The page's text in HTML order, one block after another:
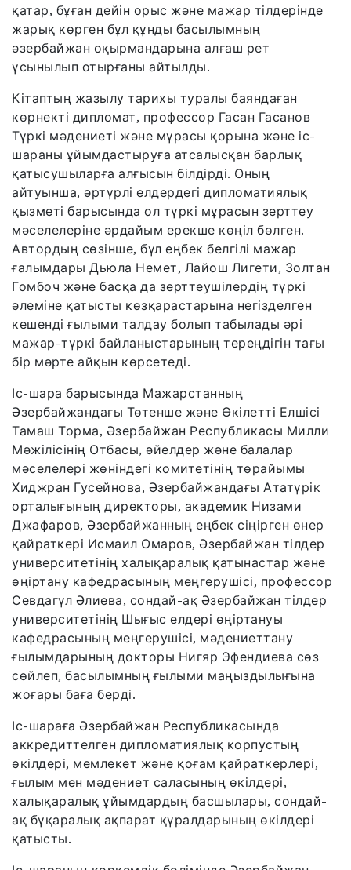
қатар, бұған дейін орыс және мажар тілдерінде
жарық көрген бұл құнды басылымның
әзербайжан оқырмандарына алғаш рет
ұсынылып отырғаны айтылды.
Кітаптың жазылу тарихы туралы баяндаған
көрнекті дипломат, профессор Гасан Гасанов
Түркі мәдениеті және мұрасы қорына және іс-
шараны ұйымдастыруға атсалысқан барлық
қатысушыларға алғысын білдірді. Оның
айтуынша, әртүрлі елдердегі дипломатиялық
қызметі барысында ол түркі мұрасын зерттеу
мәселелеріне әрдайым ерекше көңіл бөлген.
Автордың сөзінше, бұл еңбек белгілі мажар
ғалымдары Дьюла Немет, Лайош Лигети, Золтан
Гомбоч және басқа да зерттеушілердің түркі
әлеміне қатысты көзқарастарына негізделген
кешенді ғылыми талдау болып табылады әрі
мажар-түркі байланыстарының тереңдігін тағы
бір мәрте айқын көрсетеді.
Іс-шара барысында Мажарстанның
Әзербайжандағы Төтенше және Өкілетті Елшісі
Тамаш Торма, Әзербайжан Республикасы Милли
Мәжілісінің Отбасы, әйелдер және балалар
мәселелері жөніндегі комитетінің төрайымы
Хиджран Гусейнова, Әзербайжандағы Ататүрік
орталығының директоры, академик Низами
Джафаров, Әзербайжанның еңбек сіңірген өнер
қайраткері Исмаил Омаров, Әзербайжан тілдер
университетінің халықаралық қатынастар және
өңіртану кафедрасының меңгерушісі, профессор
Севдагүл Әлиева, сондай-ақ Әзербайжан тілдер
университетінің Шығыс елдері өңіртануы
кафедрасының меңгерушісі, мәдениеттану
ғылымдарының докторы Нигяр Эфендиева сөз
сөйлеп, басылымның ғылыми маңыздылығына
жоғары баға берді.
Іс-шараға Әзербайжан Республикасында
аккредиттелген дипломатиялық корпустың
өкілдері, мемлекет және қоғам қайраткерлері,
ғылым мен мәдениет саласының өкілдері,
халықаралық ұйымдардың басшылары, сондай-
ақ бұқаралық ақпарат құралдарының өкілдері
қатысты.